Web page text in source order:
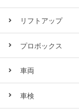
リフトアップ
プロボックス
車両
車検